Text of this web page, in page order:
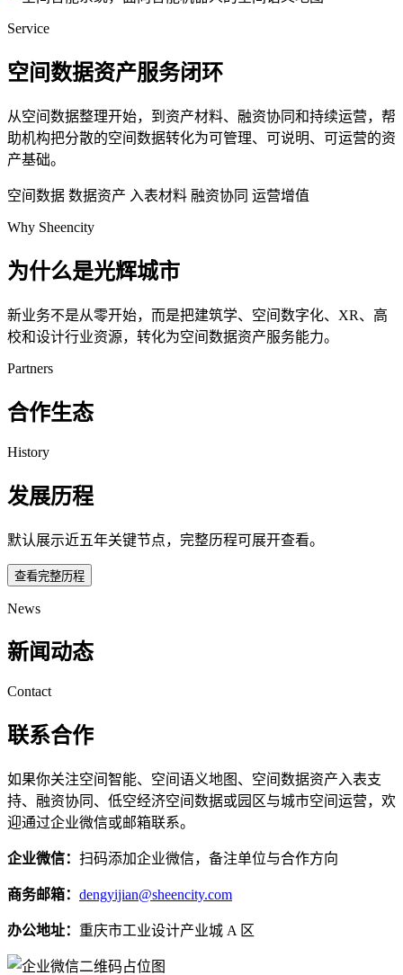
Service
空间数据资产服务闭环
从空间数据整理开始，到资产材料、融资协同和持续运营，帮
助机构把分散的空间数据转化为可管理、可说明、可运营的资
产基础。
空间数据 数据资产 入表材料 融资协同 运营增值
Why Sheencity
为什么是光辉城市
新业务不是从零开始，而是把建筑学、空间数字化、XR、高
校和设计行业资源，转化为空间数据资产服务能力。
Partners
合作生态
History
发展历程
默认展示近五年关键节点，完整历程可展开查看。
查看完整历程
News
新闻动态
Contact
联系合作
如果你关注空间智能、空间语义地图、空间数据资产入表支
持、融资协同、低空经济空间数据或园区与城市空间运营，欢
迎通过企业微信或邮箱联系。
企业微信： 扫码添加企业微信，备注单位与合作方向
商务邮箱： dengyijian@sheencity.com
办公地址： 重庆市工业设计产业城 A 区